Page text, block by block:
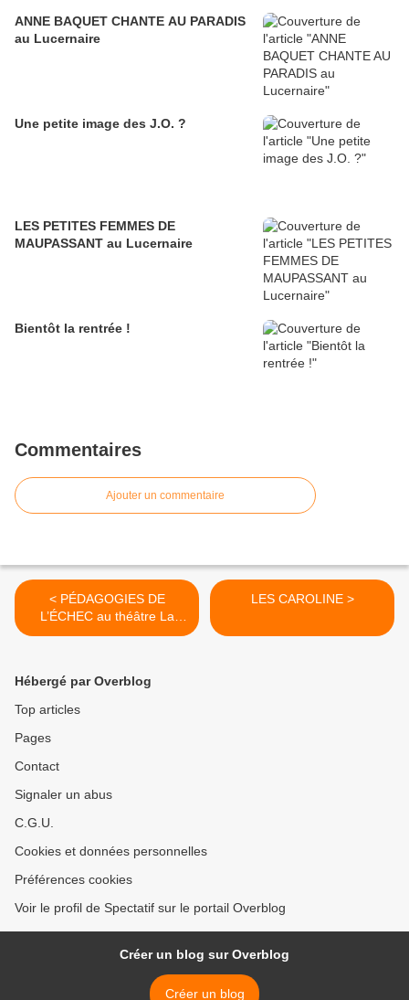
ANNE BAQUET CHANTE AU PARADIS
au Lucernaire
Une petite image des J.O. ?
LES PETITES FEMMES DE
MAUPASSANT au Lucernaire
Bientôt la rentrée !
Commentaires
Ajouter un commentaire
< PÉDAGOGIES DE
L’ÉCHEC au théâtre La
Manufacture des Abbesses
LES CAROLINE >
Hébergé par Overblog
Top articles
Pages
Contact
Signaler un abus
C.G.U.
Cookies et données personnelles
Préférences cookies
Voir le profil de Spectatif sur le portail Overblog
Créer un blog sur Overblog
Créer un blog